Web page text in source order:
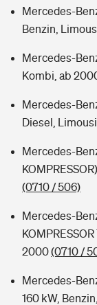
Mercedes-
Benzin,
Mercedes-
Kombi, ab
Mercedes-
Diesel,
Mercedes-
(0710 / 506)
Mercedes-
2000(0710 /
Mercedes-
160 kW,